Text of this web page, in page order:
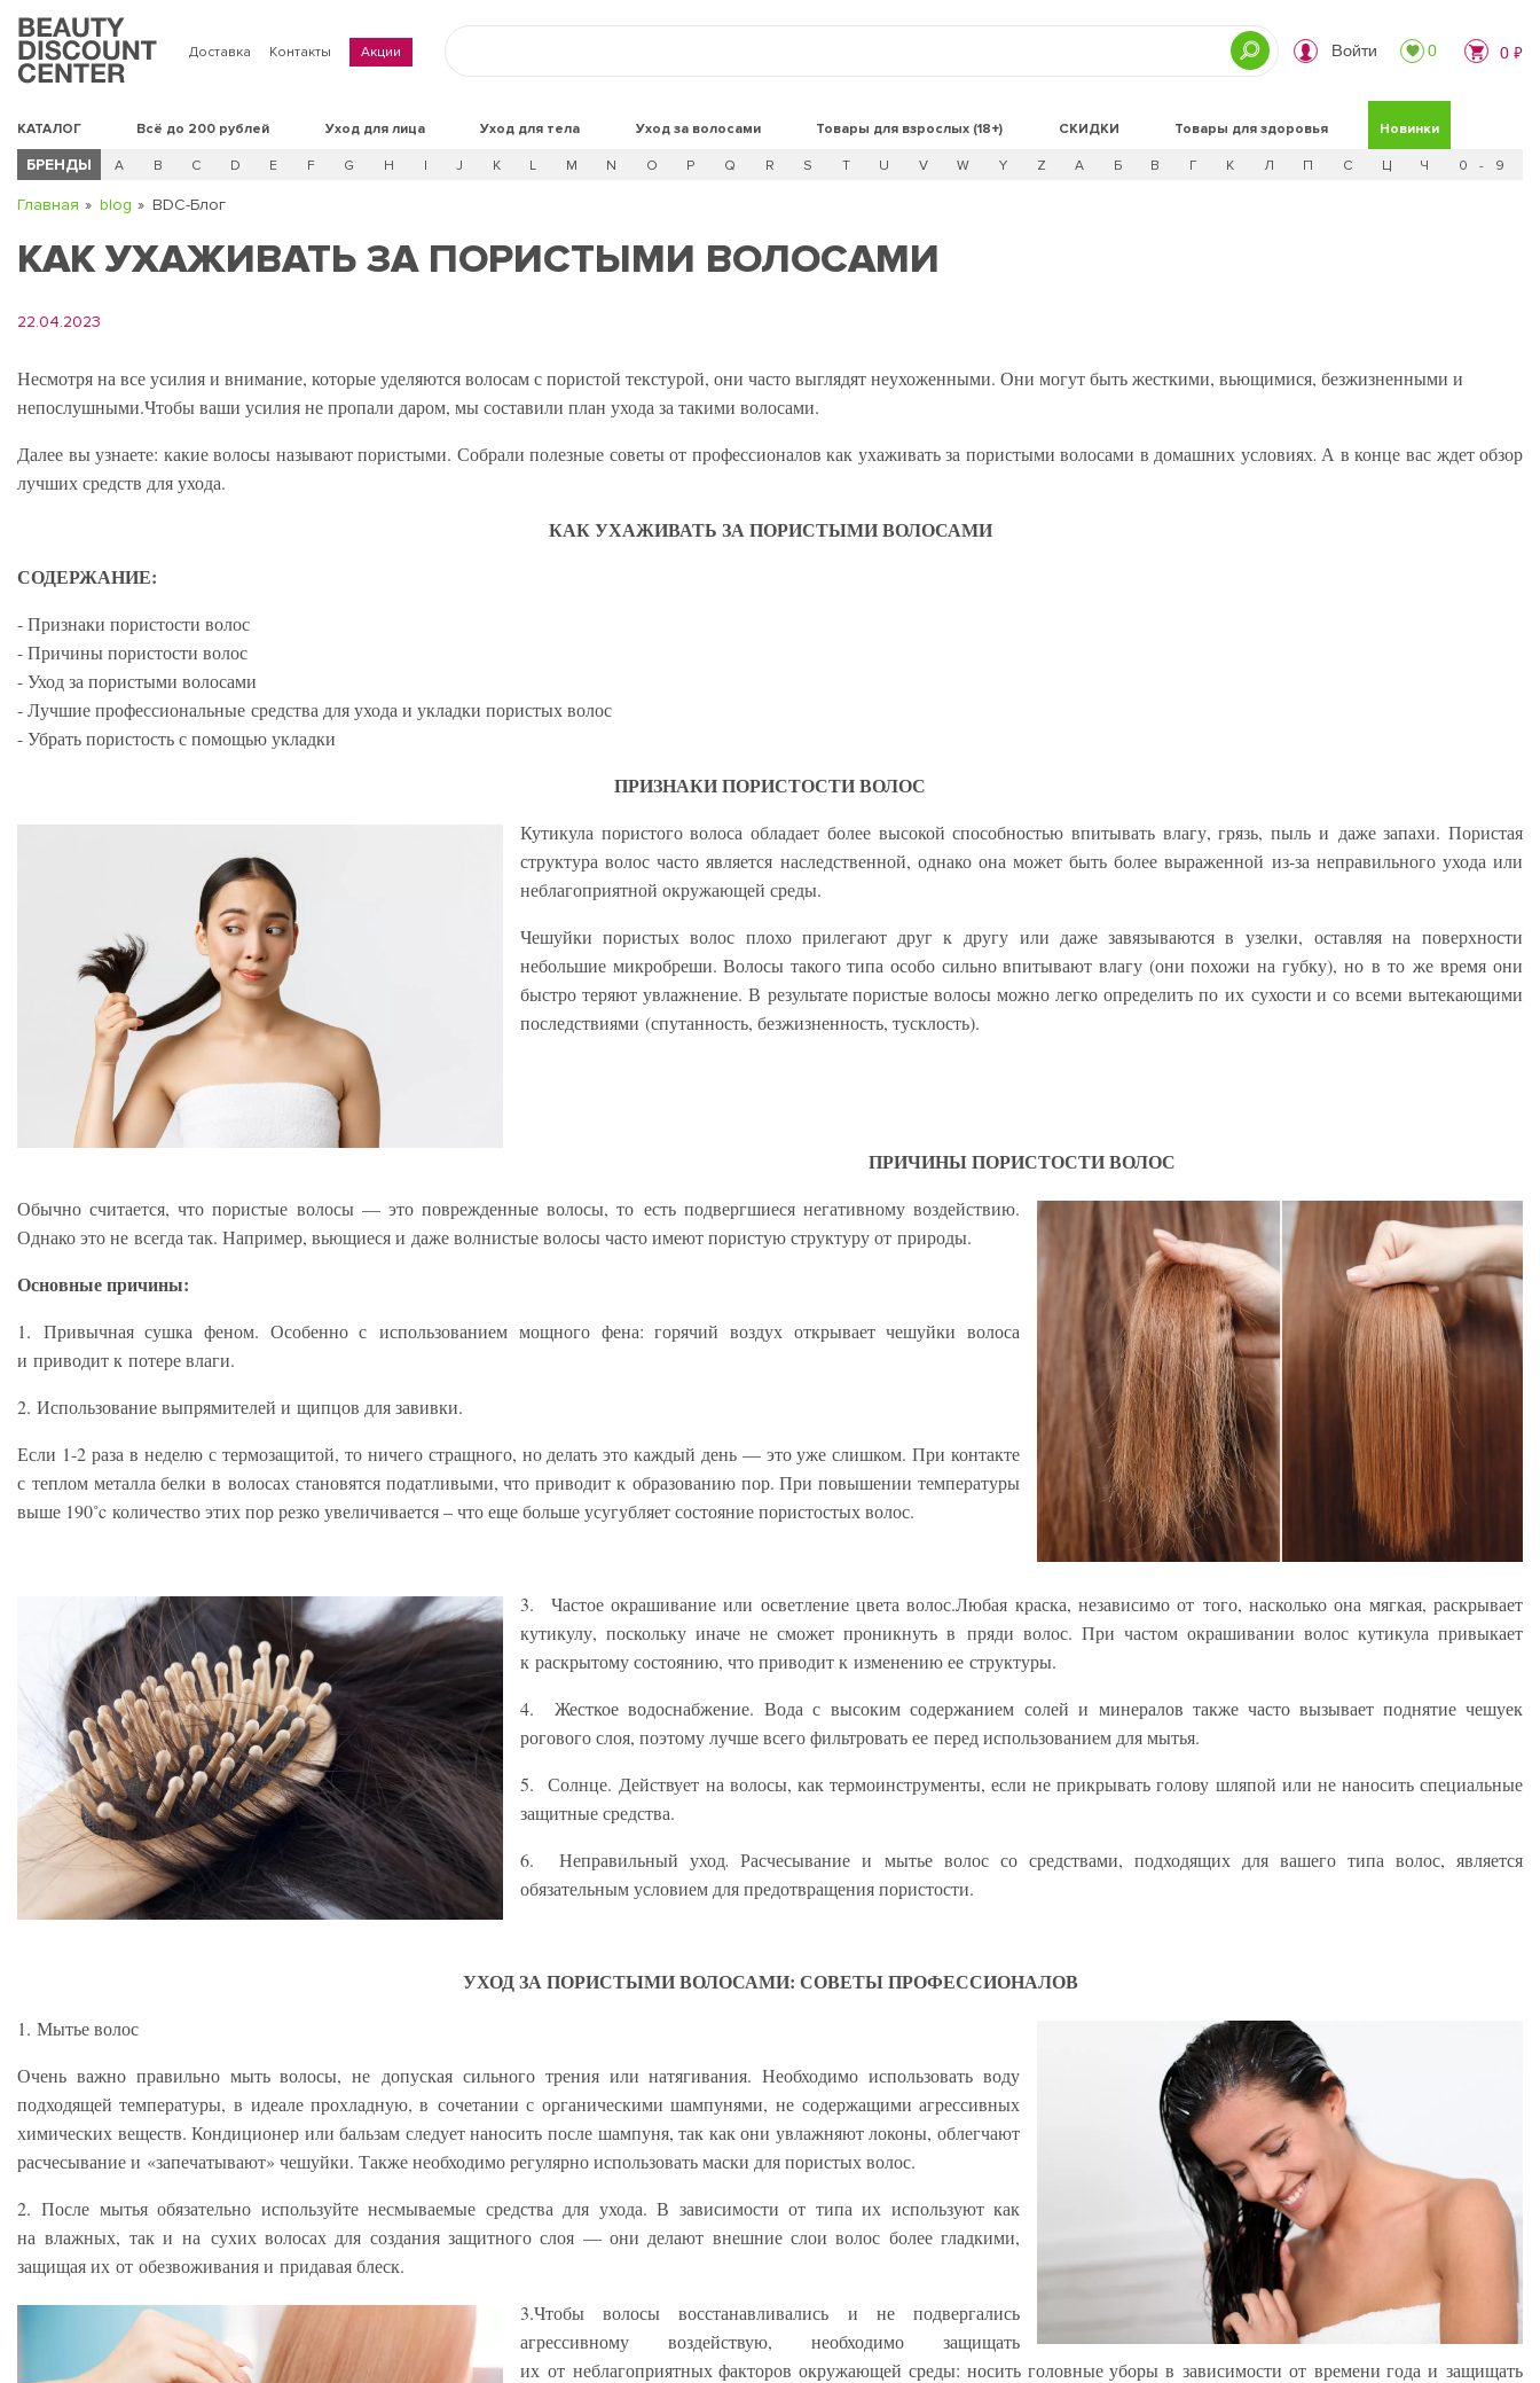
Доставка Контакты Акции Войти 0 0 ₽
КАТАЛОГ Всё до 200 рублей Уход для лица Уход для тела Уход за волосами Товары для взрослых (18+) СКИДКИ Новинки
Товары для здоровья
БРЕНДЫ A B C D E F G H I J K L M N O P Q R S T U V W Y Z А Б В Г К Л П С Ц Ч 0 - 9
Главная blog BDC-Блог
КАК УХАЖИВАТЬ ЗА ПОРИСТЫМИ ВОЛОСАМИ
22.04.2023
Несмотря на все усилия и внимание, которые уделяются волосам с пористой текстурой, они часто выглядят неухоженными. Они могут быть жесткими, вьющимися, безжизненными и
непослушными.Чтобы ваши усилия не пропали даром, мы составили план ухода за такими волосами.
Далее вы узнаете: какие волосы называют пористыми. Собрали полезные советы от профессионалов как ухаживать за пористыми волосами в домашних условиях.А в конце вас ждет обзор
лучших средств для ухода.
КАК УХАЖИВАТЬ ЗА ПОРИСТЫМИ ВОЛОСАМИ
СОДЕРЖАНИЕ:
- Признаки пористости волос
- Причины пористости волос
- Уход за пористыми волосами
- Лучшие профессиональные средства для ухода и укладки пористых волос
- Убрать пористость с помощью укладки
ПРИЗНАКИ ПОРИСТОСТИ ВОЛОС
Кутикула пористого волоса обладает более высокой способностью впитывать влагу, грязь, пыль и даже запахи. Пористая
структура волос часто является наследственной, однако она может быть более выраженной из-за неправильного ухода или
неблагоприятной окружающей среды.
Чешуйки пористых волос плохо прилегают друг к другу или даже завязываются в узелки, оставляя на поверхности
небольшие микробреши. Волосы такого типа особо сильно впитывают влагу (они похожи на губку), но в то же время они
быстро теряют увлажнение. В результате пористые волосы можно легко определить по их сухости и со всеми вытекающими
последствиями (спутанность, безжизненность, тусклость).
ПРИЧИНЫ ПОРИСТОСТИ ВОЛОС
Обычно считается, что пористые волосы — это поврежденные волосы, то есть подвергшиеся негативному воздействию.
Однако это не всегда так. Например, вьющиеся и даже волнистые волосы часто имеют пористую структуру от природы.
Основные причины:
1. Привычная сушка феном. Особенно с использованием мощного фена: горячий воздух открывает чешуйки волоса
и приводит к потере влаги.
2. Использование выпрямителей и щипцов для завивки.
Если 1-2 раза в неделю с термозащитой, то ничего стращного, но делать это каждый день — это уже слишком. При контакте
с теплом металла белки в волосах становятся податливыми, что приводит к образованию пор. При повышении температуры
выше 190˚c количество этих пор резко увеличивается – что еще больше усугубляет состояние пористостых волос.
3. Частое окрашивание или осветление цвета волос.Любая краска, независимо от того, насколько она мягкая, раскрывает
кутикулу, поскольку иначе не сможет проникнуть в пряди волос. При частом окрашивании волос кутикула привыкает
к раскрытому состоянию, что приводит к изменению ее структуры.
4. Жесткое водоснабжение.Вода с высоким содержанием солей и минералов также часто вызывает поднятие чешуек
рогового слоя, поэтому лучше всего фильтровать ее перед использованием для мытья.
5. Солнце. Действует на волосы, как термоинструменты, если не прикрывать голову шляпой или не наносить специальные
защитные средства.
6. Неправильный уход. Расчесывание и мытье волос со средствами, подходящих для вашего типа волос, является
обязательным условием для предотвращения пористости.
УХОД ЗА ПОРИСТЫМИ ВОЛОСАМИ: СОВЕТЫ ПРОФЕССИОНАЛОВ
1. Мытье волос
Очень важно правильно мыть волосы, не допуская сильного трения или натягивания. Необходимо использовать воду
подходящей температуры, в идеале прохладную, в сочетании с органическими шампунями, не содержащими агрессивных
химических веществ. Кондиционер или бальзам следует наносить после шампуня, так как они увлажняют локоны, облегчают
расчесывание и «запечатывают» чешуйки. Также необходимо регулярно использовать маски для пористых волос.
2. После мытья обязательно используйте несмываемые средства для ухода. В зависимости от типа их используют как
на влажных, так и на сухих волосах для создания защитного слоя — они делают внешние слои волос более гладкими,
защищая их от обезвоживания и придавая блеск.
3.Чтобы волосы восстанавливались и не подвергались
агрессивному воздействую, необходимо защищать
их от неблагоприятных факторов окружающей среды: носить головные уборы в зависимости от времени года и защищать